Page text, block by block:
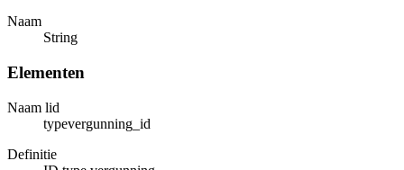
Naam
String
Elementen
Naam lid
typevergunning_id
Definitie